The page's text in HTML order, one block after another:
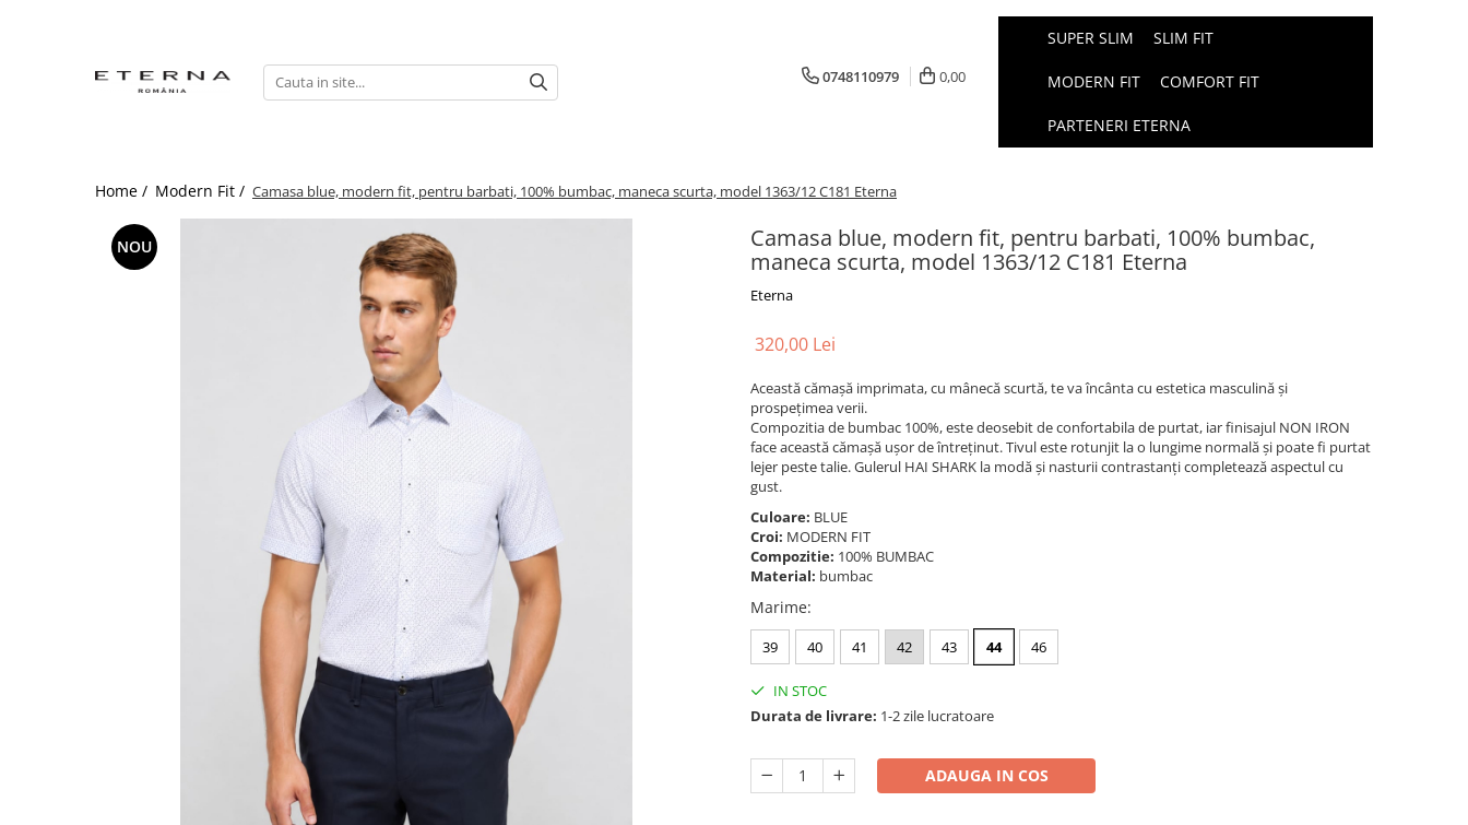
0748110979 0,00
SUPER SLIM SLIM FIT
MODERN FIT COMFORT FIT
PARTENERI ETERNA
Home / Modern Fit / Camasa blue, modern fit, pentru barbati, 100% bumbac, maneca scurta, model 1363/12 C181 Eterna
NOU
Camasa blue, modern fit, pentru barbati, 100% bumbac,
maneca scurta, model 1363/12 C181 Eterna
Eterna
320,00 Lei
Această cămașă imprimata, cu mânecă scurtă, te va încânta cu estetica masculină și
prospețimea verii.
Compozitia de bumbac 100%, este deosebit de confortabila de purtat, iar finisajul NON IRON
face această cămașă ușor de întreținut. Tivul este rotunjit la o lungime normală și poate fi purtat
lejer peste talie. Gulerul HAI SHARK la modă și nasturii contrastanți completează aspectul cu
gust.
Culoare: BLUE
Croi: MODERN FIT
Compozitie: 100% BUMBAC
Material: bumbac
Marime:
39 40 41 42 43 44 46
IN STOC
Durata de livrare: 1-2 zile lucratoare
ADAUGA IN COS